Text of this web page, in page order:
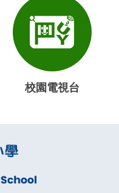
校園電視台